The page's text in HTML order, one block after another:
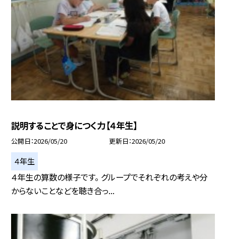
説明することで身につく力【４年生】
公開日 2026/05/20 更新日 2026/05/20
４年生
４年生の算数の様子です。 グループでそれぞれの考えや分
からないことなどを聴き合っ...